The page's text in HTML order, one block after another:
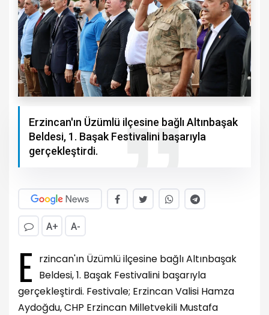
Erzincan'ın Üzümlü ilçesine bağlı Altınbaşak
Beldesi, 1. Başak Festivalini başarıyla
gerçekleştirdi.
A+ A-
E rzincan'ın Üzümlü ilçesine bağlı Altınbaşak
Beldesi, 1. Başak Festivalini başarıyla
gerçekleştirdi. Festivale; Erzincan Valisi Hamza
Aydoğdu, CHP Erzincan Milletvekili Mustafa